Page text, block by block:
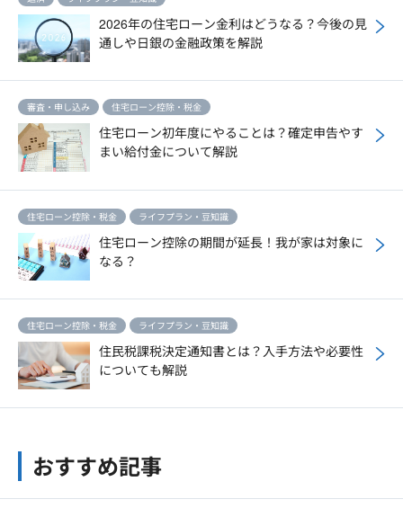
2026年の住宅ローン金利はどうなる？今後の見
通しや日銀の金融政策を解説
審査・申し込み 住宅ローン控除・税金
住宅ローン初年度にやることは？確定申告やす
まい給付金について解説
住宅ローン控除・税金 ライフプラン・豆知識
住宅ローン控除の期間が延長！我が家は対象に
なる？
住宅ローン控除・税金 ライフプラン・豆知識
住民税課税決定通知書とは？入手方法や必要性
についても解説
おすすめ記事